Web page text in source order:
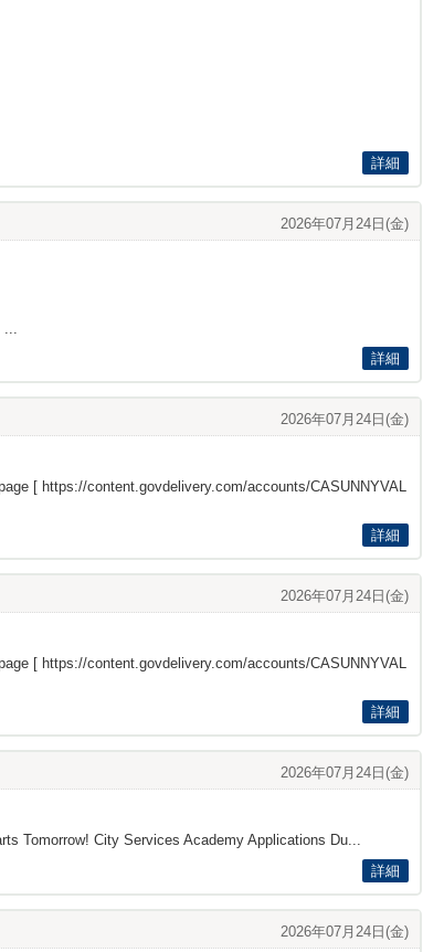
詳細
2026年07月24日(金)
...
詳細
2026年07月24日(金)
[ https://content.govdelivery.com/accounts/CASUNNYVAL
詳細
2026年07月24日(金)
[ https://content.govdelivery.com/accounts/CASUNNYVAL
詳細
2026年07月24日(金)
Tomorrow! City Services Academy Applications Du...
詳細
2026年07月24日(金)